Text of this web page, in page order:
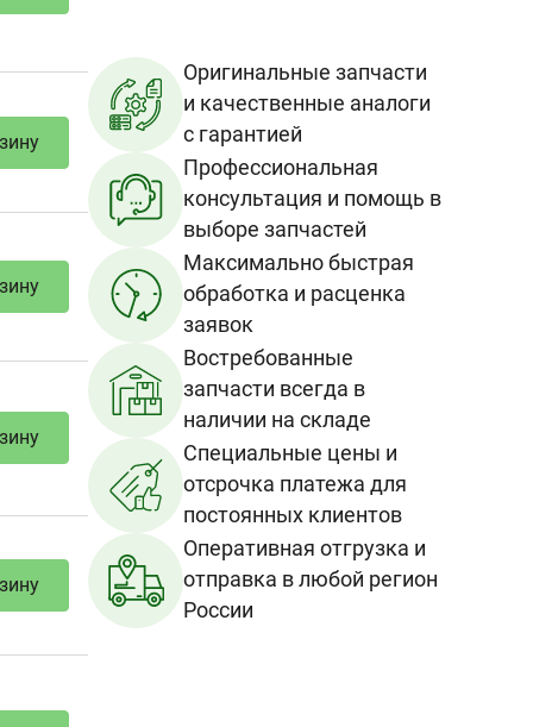
с гарантией
Профессиональная
консультация и помощь в
выборе запчастей
Максимально быстрая
обработка и расценка
заявок
Востребованные
запчасти всегда в
наличии на складе
Специальные цены и
отсрочка платежа для
постоянных клиентов
Оперативная отгрузка и
отправка в любой регион
России